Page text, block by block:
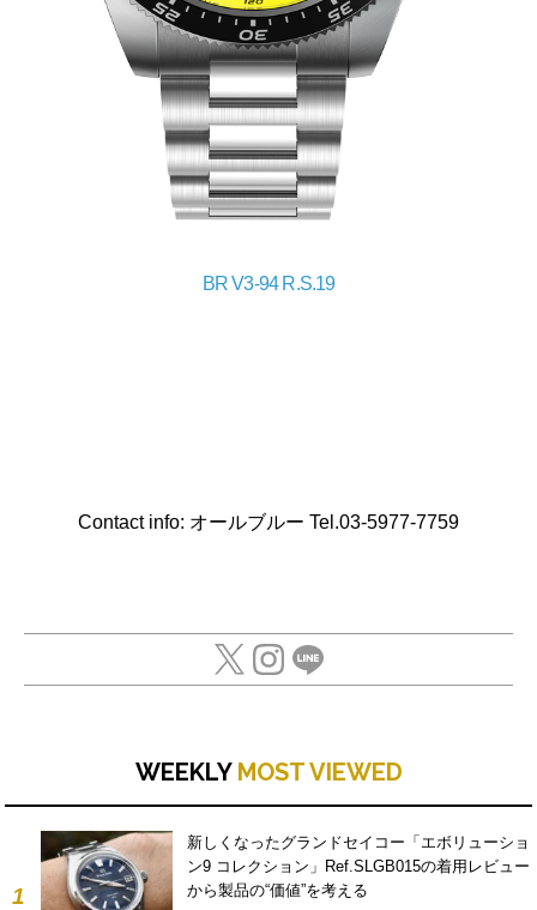
BR V3-94 R.S.19
Contact info: オールブルー Tel.03-5977-7759
WEEKLY MOST VIEWED
1
新しくなったグランドセイコー「エボリューショ
ン9 コレクション」Ref.SLGB015の着用レビュー
から製品の“価値”を考える